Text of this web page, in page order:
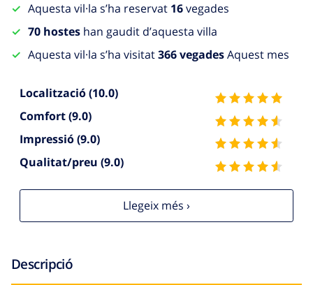
Aquesta vil·la s’ha reservat 16vegades
70 hostes han gaudit d’aquesta villa
Aquesta vil·la s’ha visitat366 vegadesAquest mes
Localització(10.0)
Comfort(9.0)
Impressió(9.0)
Qualitat/preu (9.0)
Llegeix més ›
Descripció